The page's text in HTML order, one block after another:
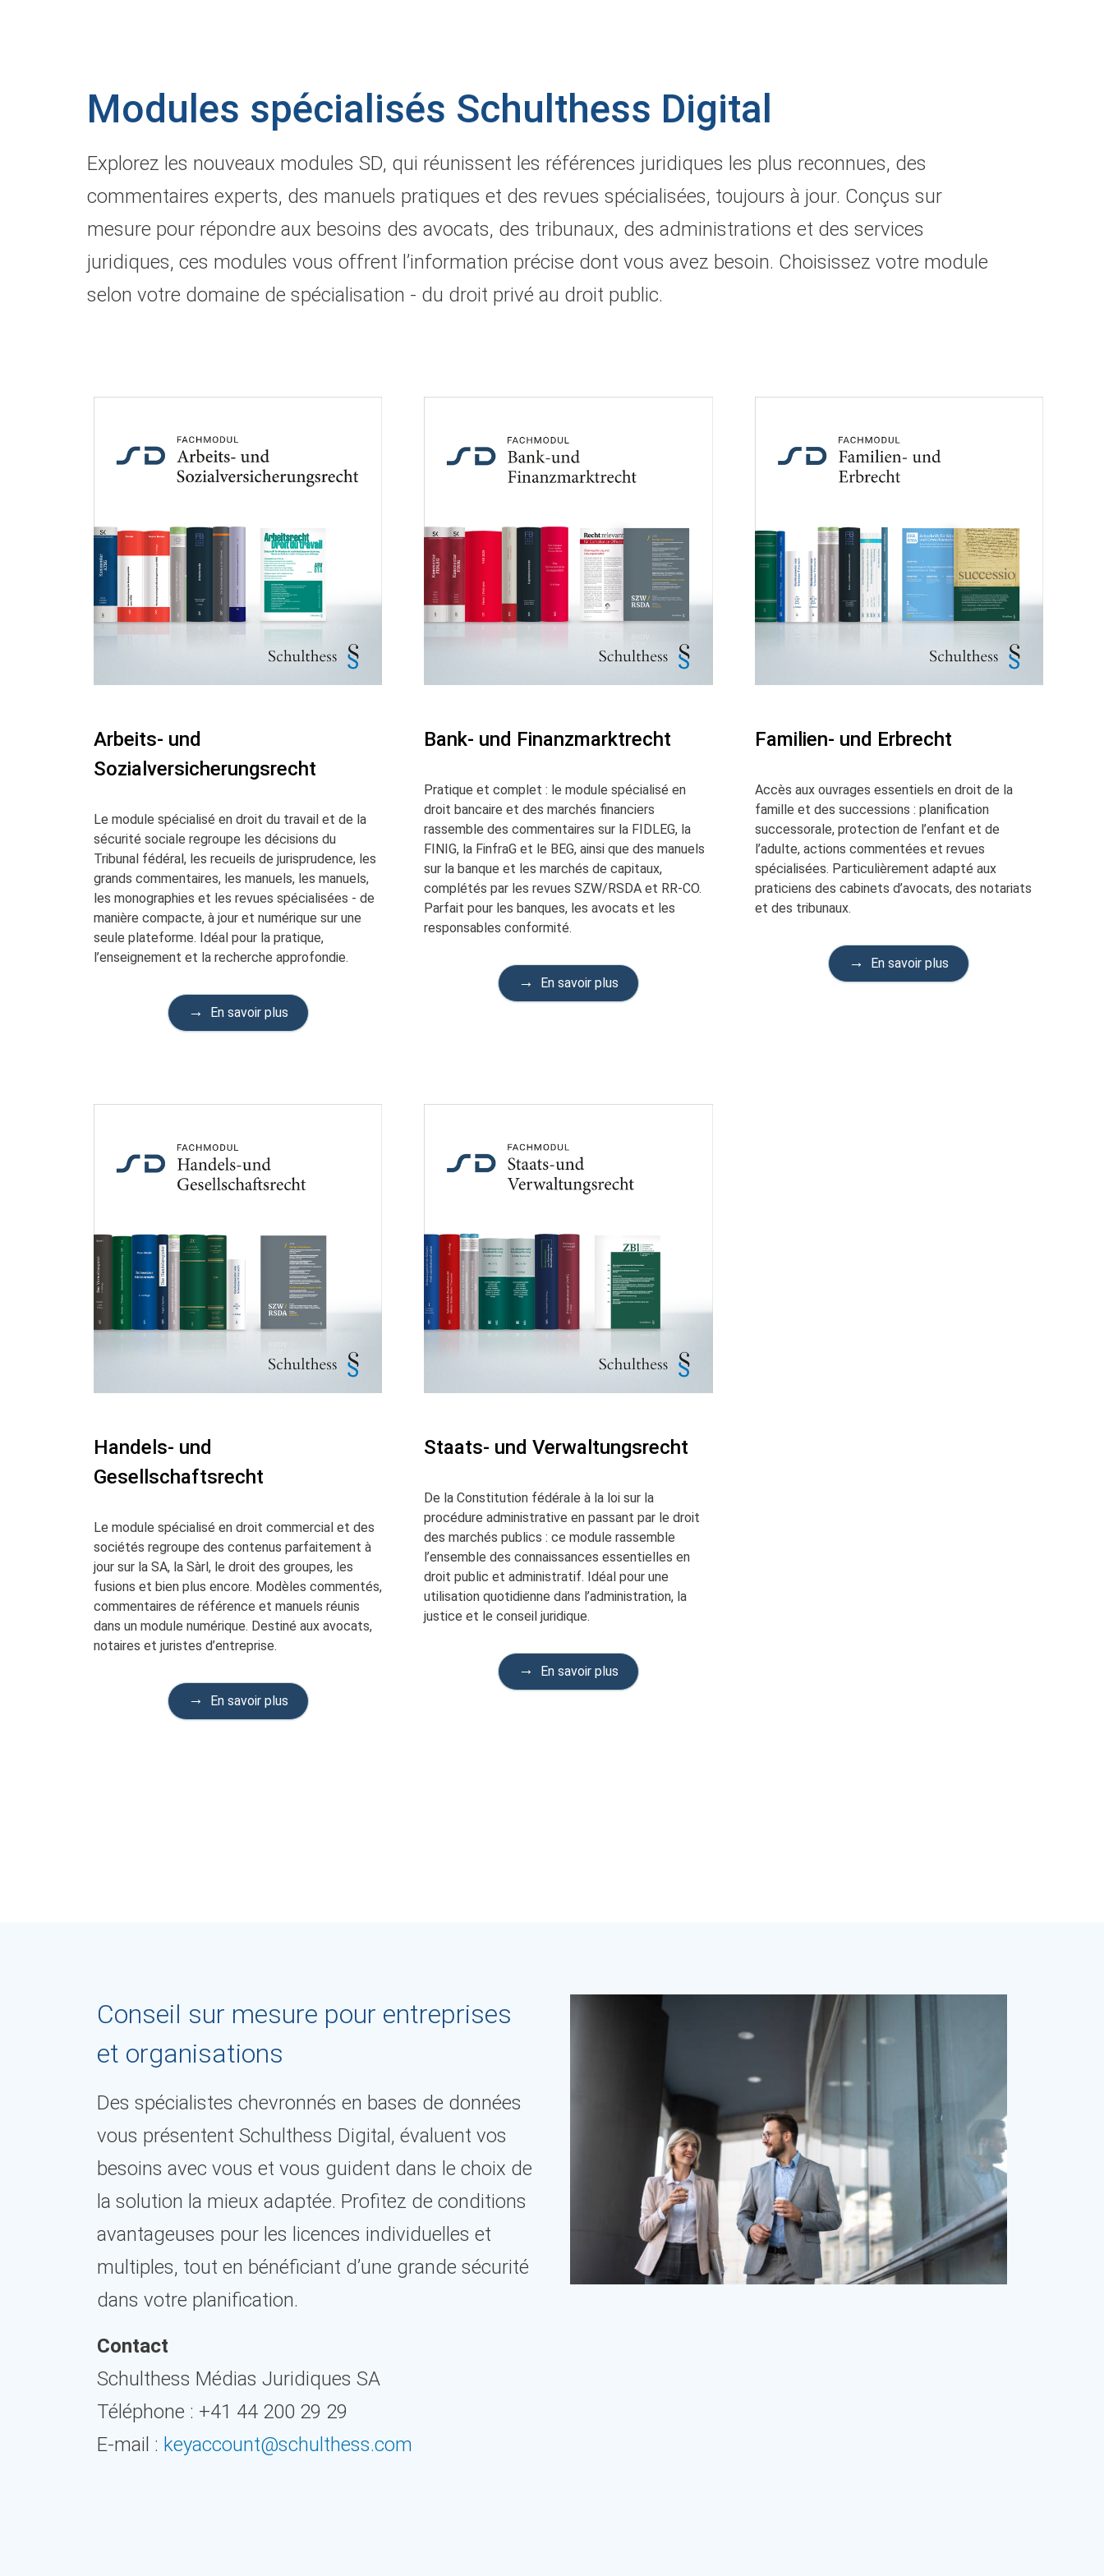
Modules spécialisés Schulthess Digital
Explorez les nouveaux modules SD, qui réunissent les références juridiques les plus reconnues, des
commentaires experts, des manuels pratiques et des revues spécialisées, toujours à jour. Conçus sur
mesure pour répondre aux besoins des avocats, des tribunaux, des administrations et des services
juridiques, ces modules vous offrent l’information précise dont vous avez besoin. Choisissez votre module
selon votre domaine de spécialisation - du droit privé au droit public.
Arbeits- und
Sozialversicherungsrecht
Le module spécialisé en droit du travail et de la
sécurité sociale regroupe les décisions du
Tribunal fédéral, les recueils de jurisprudence, les
grands commentaires, les manuels, les manuels,
les monographies et les revues spécialisées - de
manière compacte, à jour et numérique sur une
seule plateforme. Idéal pour la pratique,
l’enseignement et la recherche approfondie.
En savoir plus
Bank- und Finanzmarktrecht
Pratique et complet : le module spécialisé en
droit bancaire et des marchés financiers
rassemble des commentaires sur la FIDLEG, la
FINIG, la FinfraG et le BEG, ainsi que des manuels
sur la banque et les marchés de capitaux,
complétés par les revues SZW/RSDA et RR-CO.
Parfait pour les banques, les avocats et les
responsables conformité.
En savoir plus
Familien- und Erbrecht
Accès aux ouvrages essentiels en droit de la
famille et des successions : planification
successorale, protection de l’enfant et de
l’adulte, actions commentées et revues
spécialisées. Particulièrement adapté aux
praticiens des cabinets d’avocats, des notariats
et des tribunaux.
En savoir plus
Handels- und
Gesellschaftsrecht
Le module spécialisé en droit commercial et des
sociétés regroupe des contenus parfaitement à
jour sur la SA, la Sàrl, le droit des groupes, les
fusions et bien plus encore. Modèles commentés,
commentaires de référence et manuels réunis
dans un module numérique. Destiné aux avocats,
notaires et juristes d’entreprise.
En savoir plus
Staats- und Verwaltungsrecht
De la Constitution fédérale à la loi sur la
procédure administrative en passant par le droit
des marchés publics : ce module rassemble
l’ensemble des connaissances essentielles en
droit public et administratif. Idéal pour une
utilisation quotidienne dans l’administration, la
justice et le conseil juridique.
En savoir plus
Conseil sur mesure pour entreprises
et organisations
Des spécialistes chevronnés en bases de données
vous présentent Schulthess Digital, évaluent vos
besoins avec vous et vous guident dans le choix de
la solution la mieux adaptée. Profitez de conditions
avantageuses pour les licences individuelles et
multiples, tout en bénéficiant d’une grande sécurité
dans votre planification.
Contact
Schulthess Médias Juridiques SA
Téléphone : +41 44 200 29 29
E-mail : keyaccount@schulthess.com